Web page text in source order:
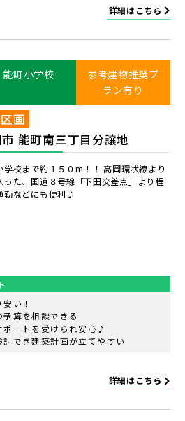
詳細はこちら
能町小学校
参考建物推奨プ
ラン有り
画
能町南三丁目分譲地
学校まで約１５０m！！ 高岡環状線より
った、国道８号線「下田交差点」より程
勤などにも便利♪
い！
算を相談できる
ポートを受けられ安心♪
でき建築計画が立てやすい
詳細はこちら